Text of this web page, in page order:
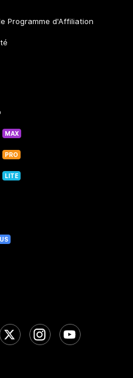
Programme d'Affiliation
MAX
PRO
LITE